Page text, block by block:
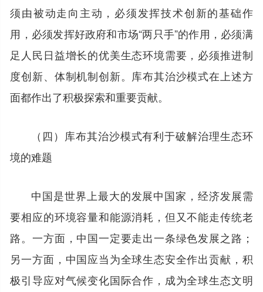
须由被动走向主动，必须发挥技术创新的基础作
用，必须发挥好政府和市场“两只手”的作用，必须满
足人民日益增长的优美生态环境需要，必须推进制
度创新、体制机制创新。库布其治沙模式在上述方
面都作出了积极探索和重要贡献。
（四）库布其治沙模式有利于破解治理生态环
境的难题
中国是世界上最大的发展中国家，经济发展需
要相应的环境容量和能源消耗，但又不能走传统老
路。一方面，中国一定要走出一条绿色发展之路；
另一方面，中国应当为全球生态安全作出贡献，积
极引导应对气候变化国际合作，成为全球生态文明